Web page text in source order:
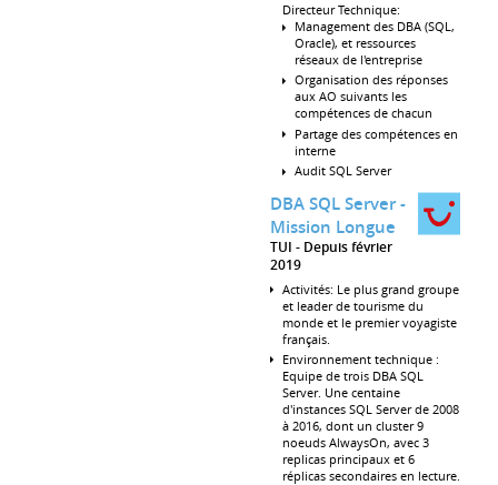
Directeur Technique:
Management des DBA (SQL,
Oracle), et ressources
réseaux de l'entreprise
Organisation des réponses
aux AO suivants les
compétences de chacun
Partage des compétences en
interne
Audit SQL Server
DBA SQL Server -
Mission Longue
TUI
Depuis février
2019
Activités: Le plus grand groupe
et leader de tourisme du
monde et le premier voyagiste
français.
Environnement technique :
Equipe de trois DBA SQL
Server. Une centaine
d'instances SQL Server de 2008
à 2016, dont un cluster 9
noeuds AlwaysOn, avec 3
replicas principaux et 6
réplicas secondaires en lecture.